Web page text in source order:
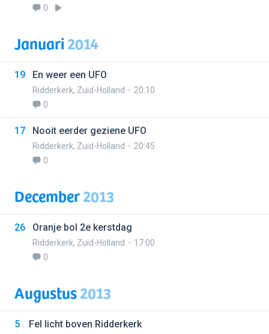
0
Januari2014
19 En weer een UFO
Ridderkerk, Zuid-Holland
20:10
0
17 Nooit eerder geziene UFO
Ridderkerk, Zuid-Holland
20:45
0
December2013
26 Oranje bol 2e kerstdag
Ridderkerk, Zuid-Holland
17:00
0
Augustus2013
5 Fel licht boven Ridderkerk